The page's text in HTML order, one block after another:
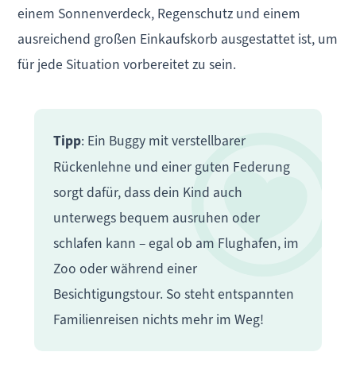
einem Sonnenverdeck, Regenschutz und einem
ausreichend großen Einkaufskorb ausgestattet ist, um
für jede Situation vorbereitet zu sein.
Tipp: Ein Buggy mit verstellbarer
Rückenlehne und einer guten Federung
sorgt dafür, dass dein Kind auch
unterwegs bequem ausruhen oder
schlafen kann – egal ob am Flughafen, im
Zoo oder während einer
Besichtigungstour. So steht entspannten
Familienreisen nichts mehr im Weg!